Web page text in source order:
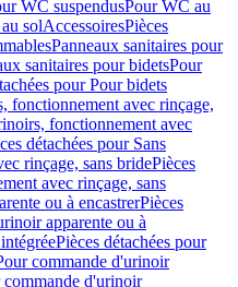
WC suspendusPour WC au
solAccessoiresPièces
Panneaux sanitaires pour
sanitaires pour bidetsPour
pour Pour bidets
fonctionnement avec rinçage,
fonctionnement avec
détachées pour Sans
rinçage, sans bridePièces
avec rinçage, sans
ou à encastrerPièces
apparente ou à
Pièces détachées pour
commande d'urinoir
commande d'urinoir